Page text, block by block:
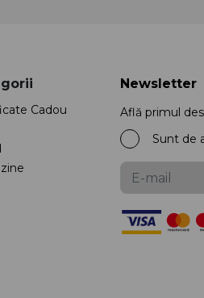
Cadou
Newsletter
Află primul
Sunt de